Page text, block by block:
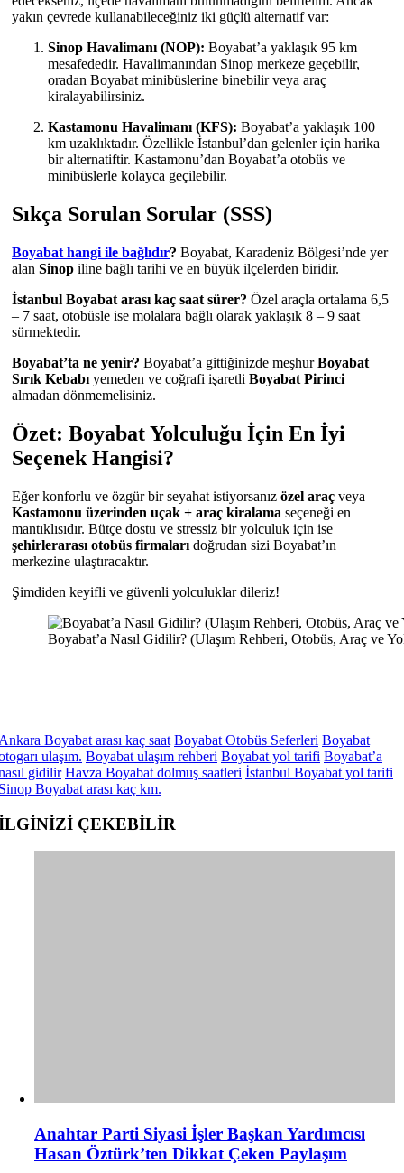
yakın çevrede kullanabileceğiniz iki güçlü alternatif var:
Sinop Havalimanı (NOP): Boyabat’a yaklaşık 95 km
mesafededir. Havalimanından Sinop merkeze geçebilir,
oradan Boyabat minibüslerine binebilir veya araç
kiralayabilirsiniz.
Kastamonu Havalimanı (KFS): Boyabat’a yaklaşık 100
km uzaklıktadır. Özellikle İstanbul’dan gelenler için harika
bir alternatiftir. Kastamonu’dan Boyabat’a otobüs ve
minibüslerle kolayca geçilebilir.
Sıkça Sorulan Sorular (SSS)
Boyabat hangi ile bağlıdır? Boyabat, Karadeniz Bölgesi’nde yer
alan Sinop iline bağlı tarihi ve en büyük ilçelerden biridir.
İstanbul Boyabat arası kaç saat sürer? Özel araçla ortalama 6,5
– 7 saat, otobüsle ise molalara bağlı olarak yaklaşık 8 – 9 saat
sürmektedir.
Boyabat’ta ne yenir? Boyabat’a gittiğinizde meşhurBoyabat
Sırık Kebabı yemeden ve coğrafi işaretli Boyabat Pirinci
almadan dönmemelisiniz.
Özet: Boyabat Yolculuğu İçin En İyi
Seçenek Hangisi?
Eğer konforlu ve özgür bir seyahat istiyorsanız özel araç veya
Kastamonu üzerinden uçak + araç kiralama seçeneği en
mantıklısıdır. Bütçe dostu ve stressiz bir yolculuk için ise
şehirlerarası otobüs firmaları doğrudan sizi Boyabat’ın
merkezine ulaştıracaktır.
Şimdiden keyifli ve güvenli yolculuklar dileriz!
Boyabat’a Nasıl Gidilir? (Ulaşım Rehberi, Otobüs, Araç ve
Boyabat arası kaç saat Boyabat Otobüs Seferleri Boyabat
ulaşım. Boyabat ulaşım rehberi Boyabat yol tarifi Boyabat’a
gidilir Havza Boyabat dolmuş saatleri İstanbul Boyabat yol tarifi
Boyabat arası kaç km.
ÇEKEBİLİR
Anahtar Parti Siyasi İşler Başkan Yardımcısı
Hasan Öztürk’ten Dikkat Çeken Paylaşım